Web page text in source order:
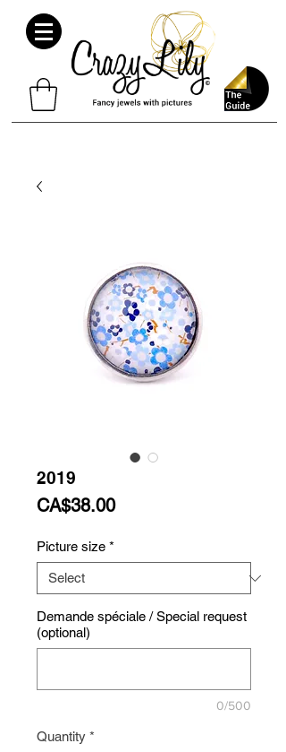
2019
CA$38.00Price
Picture size *
Demande spéciale / Special request
(optional)
0/500
Quantity *